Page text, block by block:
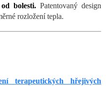
bolesti.Patentovaný design
rozložení tepla.
terapeutických hřejivých